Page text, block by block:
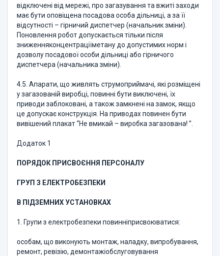
відключені від мережі, про загазування та вжиті заходи
має бути оповіщена посадова особа дільниці, а за її
відсутності – гірничий диспетчер (начальник зміни).
Поновлення робот допускається тільки після
зниженняконцентраціїметану до допустимих норм і
дозволу посадової особи дільниці або гірничого
диспетчера (начальника зміни).
4.5. Апарати, що живлять струмоприймачі, які розміщені
у загазованій виробці, повинні бути виключені, їх
приводи заблоковані, а також замкнені на замок, якщо
це допускає конструкція. На приводах повинен бути
вивішений плакат “Не вмикай – виробка загазована! ”.
Додаток 1
ПОРЯДОК ПРИСВОЄННЯ ПЕРСОНАЛУ
ГРУП З ЕЛЕКТРОБЕЗПЕКИ
В ПІДЗЕМНИХ УСТАНОВКАХ
1. Групи з електробезпеки повиннiприсвоюватися:
особам, що виконують монтаж, наладку, випробування,
ремонт, ревiзiю, демонтажiобслуговування